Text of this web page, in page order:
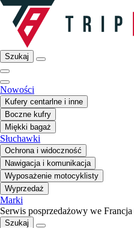
Szukaj
Nowości
Kufery centarlne i inne
Boczne kufry
Miękki bagaż
Słuchawki
Ochrona i widoczność
Nawigacja i komunikacja
Wyposażenie motocyklisty
Wyprzedaż
Marki
Serwis posprzedażowy we Francja
Szukaj